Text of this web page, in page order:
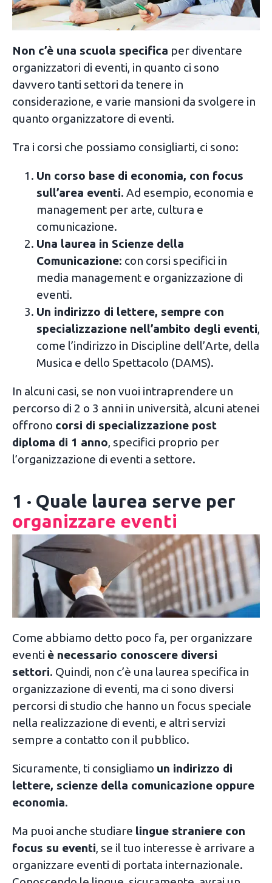
Non c’è una scuola specifica per diventare
organizzatori di eventi, in quanto ci sono
davvero tanti settori da tenere in
considerazione, e varie mansioni da svolgere in
quanto organizzatore di eventi.
Tra i corsi che possiamo consigliarti, ci sono:
Un corso base di economia, con focus
sull’area eventi. Ad esempio, economia e
management per arte, cultura e
comunicazione.
Una laurea in Scienze della
Comunicazione: con corsi specifici in
media management e organizzazione di
eventi.
Un indirizzo di lettere, sempre con
specializzazione nell’ambito degli eventi,
come l’indirizzo in Discipline dell’Arte, della
Musica e dello Spettacolo (DAMS).
In alcuni casi, se non vuoi intraprendere un
percorso di 2 o 3 anni in università, alcuni atenei
offrono corsi di specializzazione post
diploma di 1 anno, specifici proprio per
l’organizzazione di eventi a settore.
1 · Quale laurea serve per
organizzare eventi
Come abbiamo detto poco fa, per organizzare
eventi è necessario conoscere diversi
settori. Quindi, non c’è una laurea specifica in
organizzazione di eventi, ma ci sono diversi
percorsi di studio che hanno un focus speciale
nella realizzazione di eventi, e altri servizi
sempre a contatto con il pubblico.
Sicuramente, ti consigliamo un indirizzo di
lettere, scienze della comunicazione oppure
economia.
Ma puoi anche studiare lingue straniere con
focus su eventi, se il tuo interesse è arrivare a
organizzare eventi di portata internazionale.